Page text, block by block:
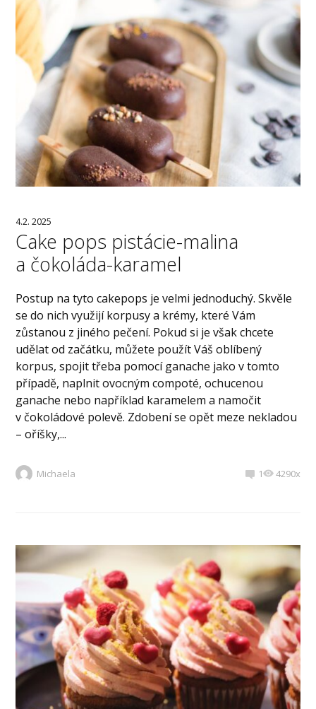
4.2. 2025
Cake pops pistácie-malina
a čokoláda-karamel
Postup na tyto cakepops je velmi jednoduchý. Skvěle
se do nich využijí korpusy a krémy, které Vám
zůstanou z jiného pečení. Pokud si je však chcete
udělat od začátku, můžete použít Váš oblíbený
korpus, spojit třeba pomocí ganache jako v tomto
případě, naplnit ovocným compoté, ochucenou
ganache nebo například karamelem a namočit
v čokoládové polevě. Zdobení se opět meze nekladou
– oříšky,...
Michaela 1 4290x